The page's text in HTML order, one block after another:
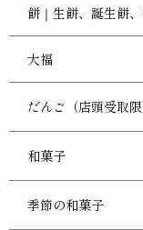
餅｜生餅、誕生餅
大福
だんご（店頭受取限
和菓子
季節の和菓子